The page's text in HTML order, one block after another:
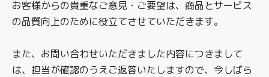
お客様からの貴重なご意見・ご要望は、商品とサービス
の品質向上のために役立てさせていただきます。
また、お問い合わせいただきました内容につきまして
は、担当が確認のうえご返答いたしますので、今しばら